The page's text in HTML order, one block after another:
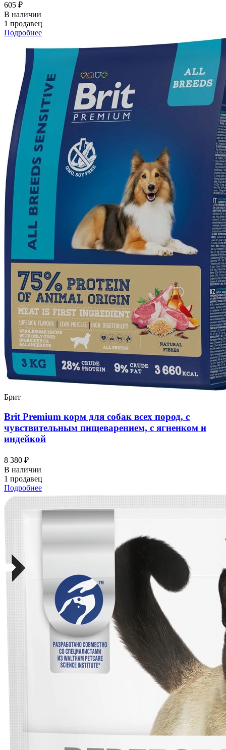
605 ₽
В наличии
1 продавец
Подробнее
Брит
Brit Premium корм для собак всех пород, с
чувствительным пищеварением, с ягненком и
индейкой
8 380 ₽
В наличии
1 продавец
Подробнее